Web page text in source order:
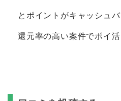
とポイントがキャッシュ
還元率の高い案件でポイ活